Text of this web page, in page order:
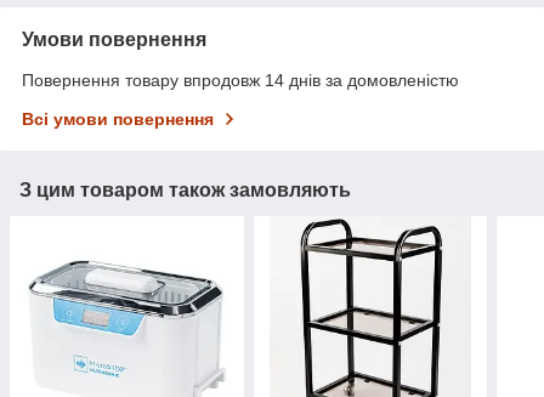
Умови повернення
Повернення товару впродовж 14 днів за домовленістю
Всі умови повернення
З цим товаром також замовляють